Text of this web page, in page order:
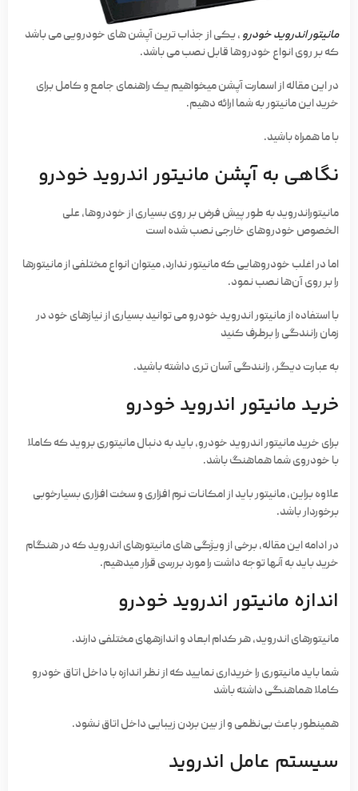
مانیتور اندروید خودرو ، یکی از جذاب‌ ترین آپشن­ های خودرویی می ­باشد
که بر روی انواع خودروها قابل نصب می­ باشد.
در این مقاله از اسمارت‌ آپشن می­خواهیم یک راهنمای جامع و کامل برای
خرید این مانیتور به شما ارائه دهیم.
با ما همراه باشید.
نگاهی به آپشن مانیتور اندروید خودرو
مانیتوراندروید به طور پیش‌ فرض بر روی بسیاری از خودروها، علی‌
الخصوص خودروهای خارجی نصب شده است
اما در اغلب خودروهایی که مانیتور ندارد، می­توان انواع مختلفی از مانیتورها
را بر روی آن‌ها نصب نمود.
با استفاده از مانیتور اندروید خودرو می­ توانید بسیاری از نیازهای خود در
زمان رانندگی را برطرف کنید
به عبارت‌ دیگر، رانندگی آسان‌ تری داشته باشید.
خرید مانیتور اندروید خودرو
برای خرید مانیتور اندروید خودرو، باید به‌ دنبال مانیتوری بروید که کاملا
با خودروی شما هماهنگ باشد.
علاوه براین، مانیتور باید از امکانات نرم ­افزاری و سخت ­افزاری بسیارخوبی
برخوردار باشد.
در ادامه این مقاله، برخی از ویژگی ­های مانیتورهای اندروید که در هنگام
خرید باید به آن­ها توجه داشت را مورد بررسی قرار می­دهیم.
اندازه مانیتور اندروید خودرو
مانیتورهای اندروید، هر کدام ابعاد و اندازه­های مختلفی دارند.
شما باید مانیتوری را خریداری نمایید که از نظر اندازه با داخل اتاق خودرو
کاملا هماهنگی داشته باشد
همینطور باعث بی‌نظمی و از بین بردن زیبایی داخل اتاق نشود.
سیستم عامل اندروید